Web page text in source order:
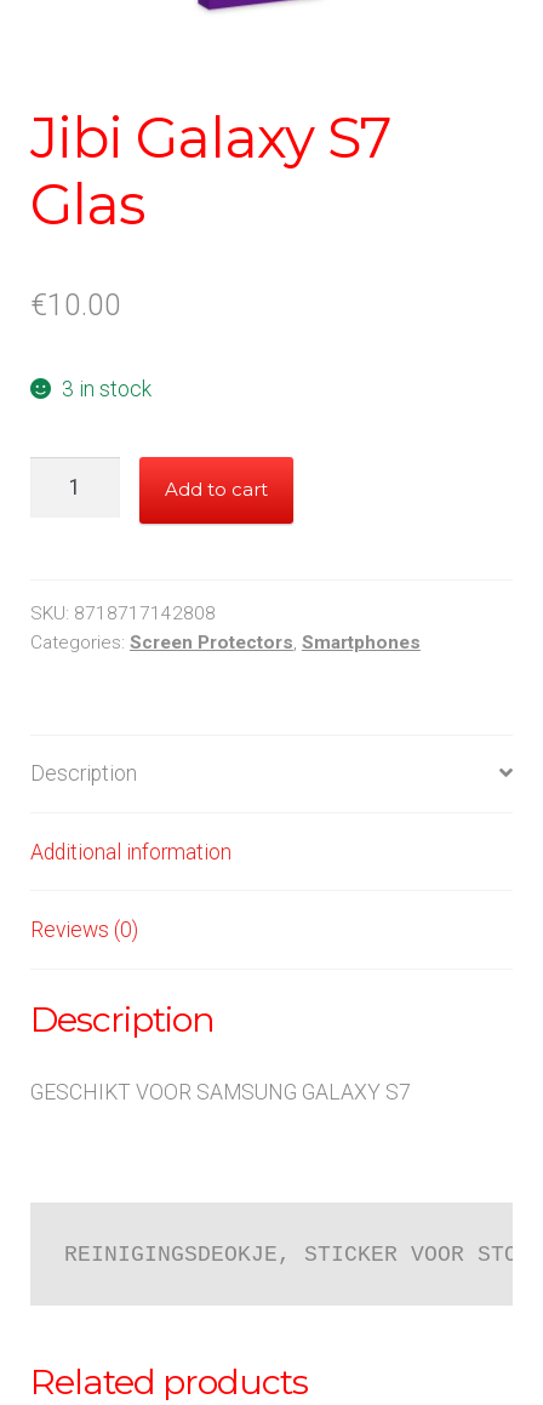
Jibi Galaxy S7
Glas
€10.00
3 in stock
quantity
Add to cart
SKU: 8718717142808
Categories: Screen Protectors, Smartphones
Description
Additional information
Reviews (0)
Description
GESCHIKT VOOR SAMSUNG GALAXY S7
REINIGINGSDEOKJE, STICKER VOOR
Related products